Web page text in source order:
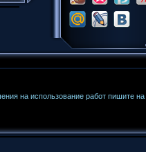
на использование работ пишите на